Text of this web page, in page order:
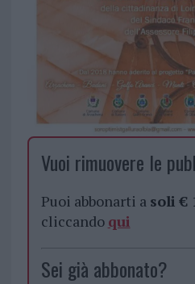
Vuoi rimuovere le
Puoi abbonarti a soli €
cliccando qui
Sei già abbonato?